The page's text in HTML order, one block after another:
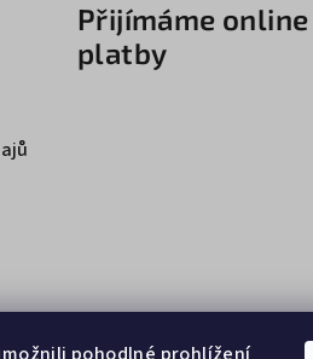
Přijímáme online
platby